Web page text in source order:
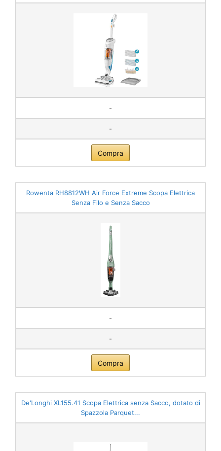
-
-
Compra
Rowenta RH8812WH Air Force Extreme Scopa Elettrica
Senza Filo e Senza Sacco
-
-
Compra
De'Longhi XL155.41 Scopa Elettrica senza Sacco, dotato di
Spazzola Parquet...